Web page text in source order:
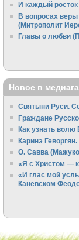
И каждый
В вопросах
(Митрополит
Главы о любви
Новое в
Святыни Руси.
Граждане
Как узнать
Каринэ
О. Савва
«Я с Христом —
«И глас мой
Каневском